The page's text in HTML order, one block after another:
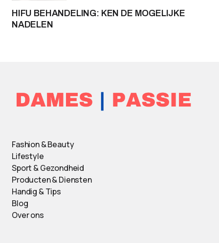
HIFU BEHANDELING: KEN DE MOGELIJKE
NADELEN
Fashion & Beauty
Lifestyle
Sport & Gezondheid
Producten & Diensten
Handig & Tips
Blog
Over ons